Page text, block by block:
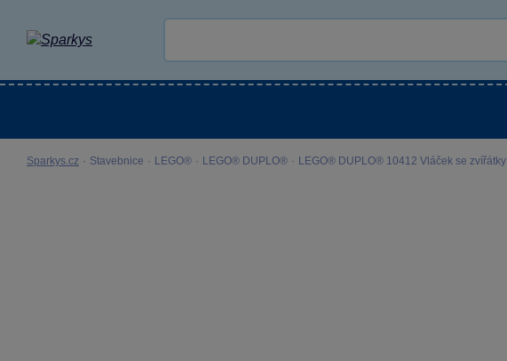
Sparkys.cz · Stavebnice · LEGO® · LEGO® DUPLO® · LEGO® DUPLO® 10412 Vláček se zvířátky